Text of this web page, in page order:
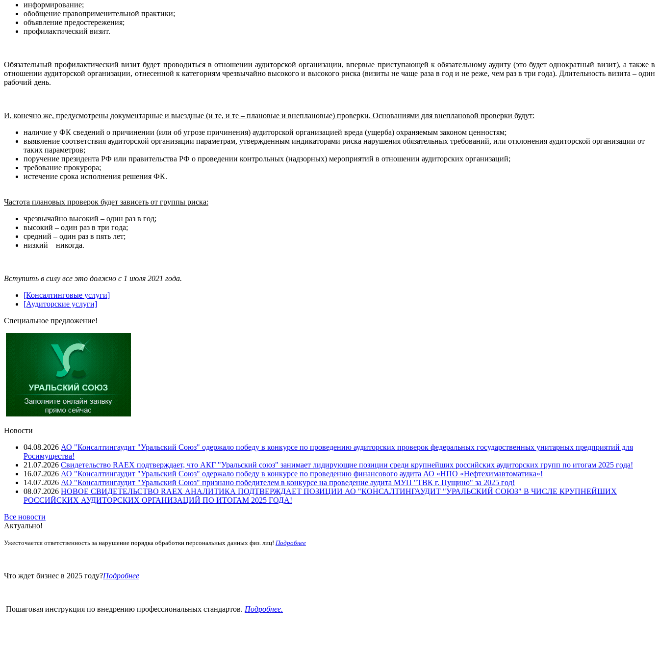
информирование;
обобщение правоприменительной практики;
объявление предостережения;
профилактический визит.
Обязательный профилактический визит будет проводиться в отношении аудиторской организации, впервые приступающей к обязательному аудиту (это будет однократный визит), а также в
отношении аудиторской организации, отнесенной к категориям чрезвычайно высокого и высокого риска (визиты не чаще раза в год и не реже, чем раз в три года). Длительность визита – один
рабочий день.
И, конечно же, предусмотрены документарные и выездные (и те, и те – плановые и внеплановые) проверки. Основаниями для внеплановой проверки будут:
наличие у ФК сведений о причинении (или об угрозе причинения) аудиторской организацией вреда (ущерба) охраняемым законом ценностям;
выявление соответствия аудиторской организации параметрам, утвержденным индикаторами риска нарушения обязательных требований, или отклонения аудиторской организации от
таких параметров;
поручение президента РФ или правительства РФ о проведении контрольных (надзорных) мероприятий в отношении аудиторских организаций;
требование прокурора;
истечение срока исполнения решения ФК.
Частота плановых проверок будет зависеть от группы риска:
чрезвычайно высокий – один раз в год;
высокий – один раз в три года;
средний – один раз в пять лет;
низкий – никогда.
Вступить в силу все это должно с 1 июля 2021 года.
[Консалтинговые услуги]
[Аудиторские услуги]
Специальное предложение!
Новости
04.08.2026 АО "Консалтингаудит "Уральский Союз" одержало победу в конкурсе по проведению аудиторских проверок федеральных государственных унитарных предприятий для
Росимущества!
21.07.2026 Свидетельство RAEX подтверждает, что АКГ "Уральский союз" занимает лидирующие позиции среди крупнейших российских аудиторских групп по итогам 2025 года!
16.07.2026 АО "Консалтингаудит "Уральский Союз" одержало победу в конкурсе по проведению финансового аудита АО «НПО «Нефтехимавтоматика»!
14.07.2026 АО "Консалтингаудит "Уральский Союз" признано победителем в конкурсе на проведение аудита МУП "ТВК г. Пущино" за 2025 год!
08.07.2026 НОВОЕ СВИДЕТЕЛЬСТВО RAEX АНАЛИТИКА ПОДТВЕРЖДАЕТ ПОЗИЦИИ АО "КОНСАЛТИНГАУДИТ "УРАЛЬСКИЙ СОЮЗ" В ЧИСЛЕ КРУПНЕЙШИХ
РОССИЙСКИХ АУДИТОРСКИХ ОРГАНИЗАЦИЙ ПО ИТОГАМ 2025 ГОДА!
Все новости
Актуально!
Ужесточается ответственность за нарушение порядка обработки персональных данных физ. лиц! Подробнее
Что ждет бизнес в 2025 году?Подробнее
Пошаговая инструкция по внедрению профессиональных стандартов. Подробнее.